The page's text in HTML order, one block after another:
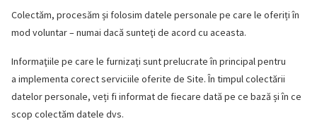
Colectăm, procesăm și folosim datele personale pe care le oferiți în
mod voluntar – numai dacă sunteţi de acord cu aceasta.
Informaţiile pe care le furnizați sunt prelucrate în principal pentru
a implementa corect serviciile oferite de Site. În timpul colectării
datelor personale, veți fi informat de fiecare dată pe ce bază și în ce
scop colectăm datele dvs.